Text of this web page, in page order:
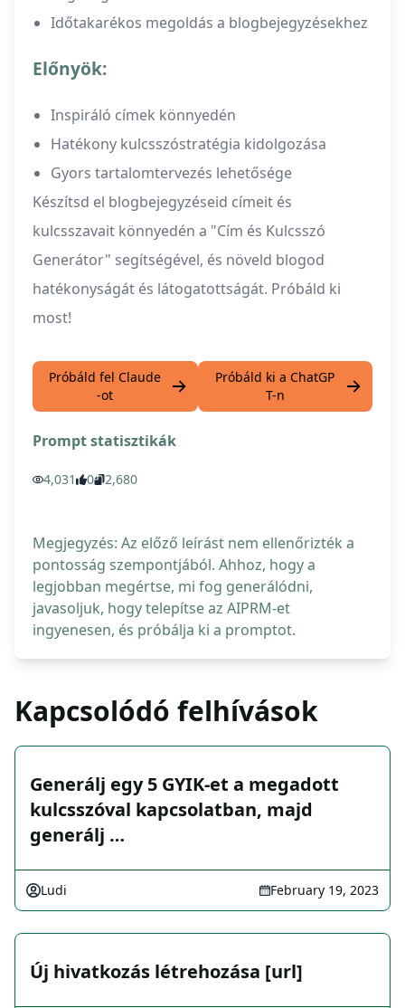
Időtakarékos megoldás a blogbejegyzésekhez
Előnyök:
Inspiráló címek könnyedén
Hatékony kulcsszóstratégia kidolgozása
Gyors tartalomtervezés lehetősége
Készítsd el blogbejegyzéseid címeit és
kulcsszavait könnyedén a "Cím és Kulcsszó
Generátor" segítségével, és növeld blogod
hatékonyságát és látogatottságát. Próbáld ki
most!
Próbáld fel Claude
-ot
Próbáld ki a ChatGP
T-n
Prompt statisztikák
4,031 0 2,680
Megjegyzés: Az előző leírást nem ellenőrizték a
pontosság szempontjából. Ahhoz, hogy a
legjobban megértse, mi fog generálódni,
javasoljuk, hogy telepítse az AIPRM-et
ingyenesen, és próbálja ki a promptot.
Kapcsolódó felhívások
Generálj egy 5 GYIK-et a megadott
kulcsszóval kapcsolatban, majd
generálj …
Ludi February 19, 2023
Új hivatkozás létrehozása [url]